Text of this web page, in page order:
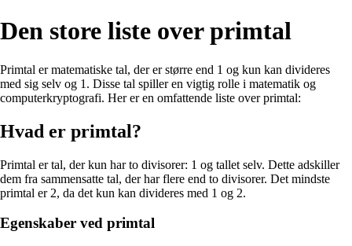
Den store liste over primtal
Primtal er matematiske tal, der er større end 1 og kun kan divideres
med sig selv og 1. Disse tal spiller en vigtig rolle i matematik og
computerkryptografi. Her er en omfattende liste over primtal:
Hvad er primtal?
Primtal er tal, der kun har to divisorer: 1 og tallet selv. Dette adskiller
dem fra sammensatte tal, der har flere end to divisorer. Det mindste
primtal er 2, da det kun kan divideres med 1 og 2.
Egenskaber ved primtal